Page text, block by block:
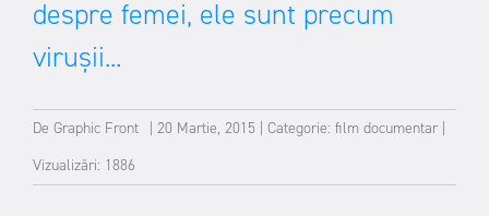
despre femei, ele sunt precum
viruşii...
De Graphic Front 20 Martie, 2015 Categorie: film documentar
Vizualizări: 1886